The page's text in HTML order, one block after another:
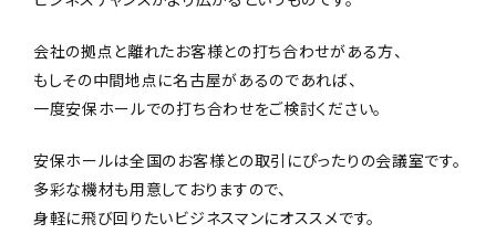
会社の拠点と離れたお客様との打ち合わせがある方、
もしその中間地点に名古屋があるのであれば、
一度安保ホールでの打ち合わせをご検討ください。
安保ホールは全国のお客様との取引にぴったりの会議室です。
多彩な機材も用意しておりますので、
身軽に飛び回りたいビジネスマンにオススメです。